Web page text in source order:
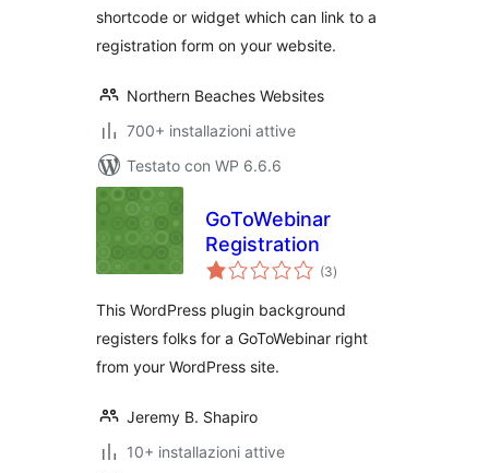
shortcode or widget which can link to a
registration form on your website.
Northern Beaches Websites
700+ installazioni attive
Testato con WP 6.6.6
GoToWebinar
Registration
(3valutazioni
totali
)
This WordPress plugin background
registers folks for a GoToWebinar right
from your WordPress site.
Jeremy B. Shapiro
10+ installazioni attive